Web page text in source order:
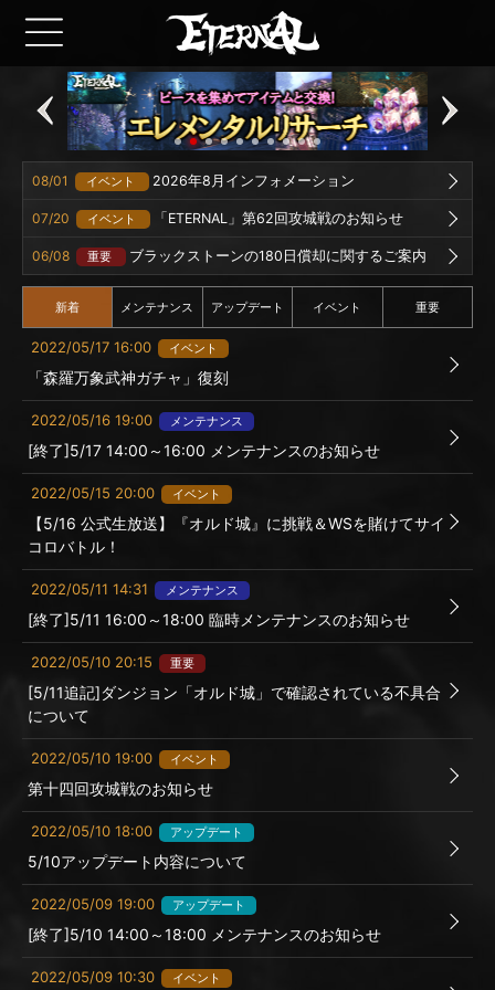
08/01 イベント 2026年8月インフォメーション
07/20 イベント 「ETERNAL」第62回攻城戦のお知らせ
06/08 重要 ブラックストーンの180日償却に関するご案内
新着 メンテナンス アップデート イベント 重要
2022/05/17 16:00 イベント
「森羅万象武神ガチャ」復刻
2022/05/16 19:00 メンテナンス
[終了]5/17 14:00～16:00 メンテナンスのお知らせ
2022/05/15 20:00 イベント
【5/16 公式生放送】『オルド城』に挑戦＆WSを賭けてサイ
コロバトル！
2022/05/11 14:31 メンテナンス
[終了]5/11 16:00～18:00 臨時メンテナンスのお知らせ
2022/05/10 20:15 重要
[5/11追記]ダンジョン「オルド城」で確認されている不具合
について
2022/05/10 19:00 イベント
第十四回攻城戦のお知らせ
2022/05/10 18:00 アップデート
5/10アップデート内容について
2022/05/09 19:00 アップデート
[終了]5/10 14:00～18:00 メンテナンスのお知らせ
2022/05/09 10:30 イベント